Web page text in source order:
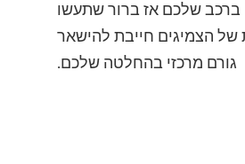
ברכב שלכם אז ברור שתעשו
של הצמיגים חייבת להישאר
גורם מרכזי בהחלטה שלכם.